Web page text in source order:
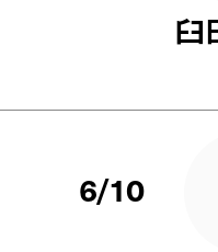
臼
6/10